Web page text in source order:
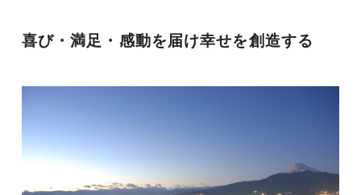
喜び・満足・感動を届け幸せを創造する